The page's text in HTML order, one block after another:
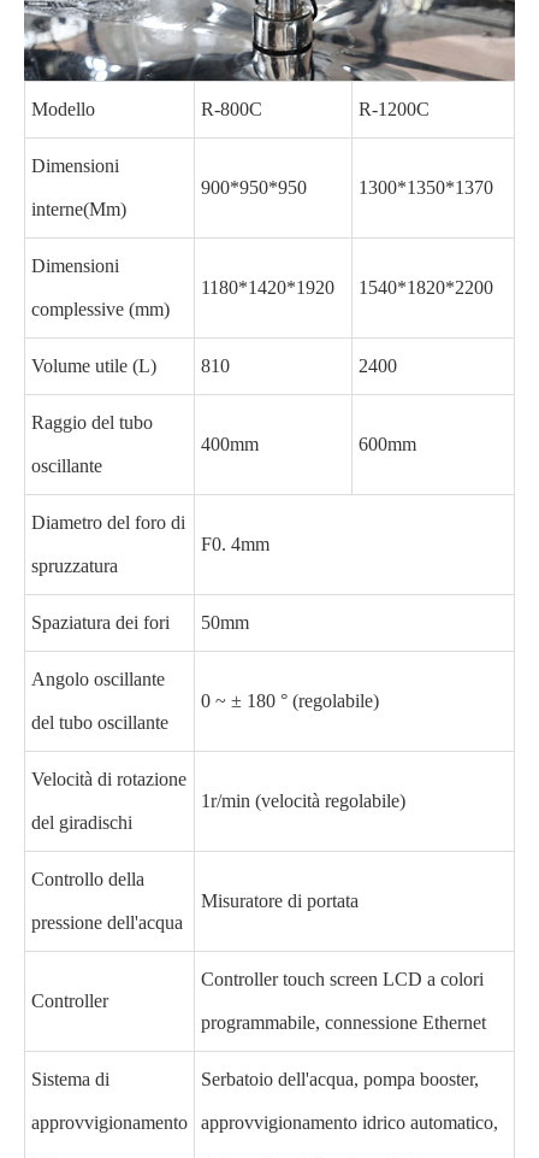
Modello R-800C R-1200C
Dimensioni
interne(Mm)
900*950*950 1300*1350*1370
Dimensioni
complessive (mm)
1180*1420*1920 1540*1820*2200
Volume utile (L) 810 2400
Raggio del tubo
oscillante
400mm 600mm
Diametro del foro di
spruzzatura
F0. 4mm
Spaziatura dei fori 50mm
Angolo oscillante
del tubo oscillante
0 ~ ± 180 ° (regolabile)
Velocità di rotazione
del giradischi
1r/min (velocità regolabile)
Controllo della
pressione dell'acqua
Misuratore di portata
Controller
Controller touch screen LCD a colori
programmabile, connessione Ethernet
Sistema di
approvvigionamento
Serbatoio dell'acqua, pompa booster,
approvvigionamento idrico automatico,